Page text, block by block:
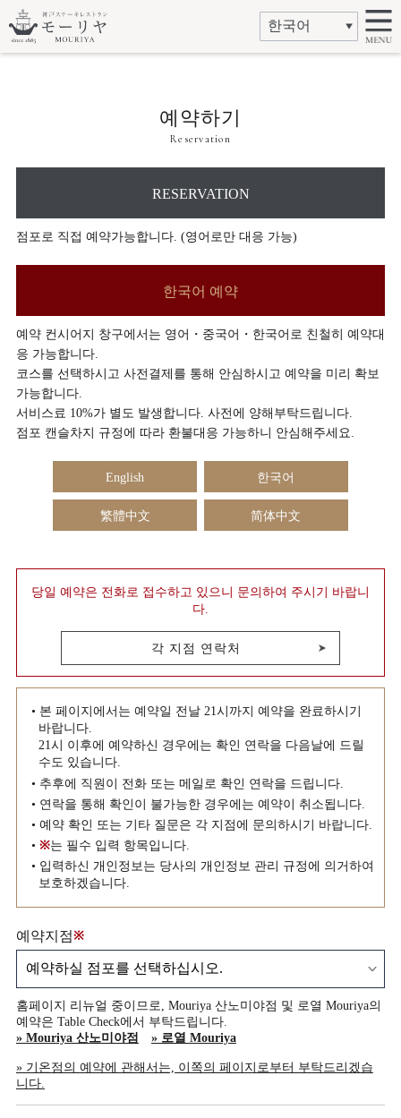
예약하기
Reservation
RESERVATION
점포로 직접 예약가능합니다. (영어로만 대응 가능)
한국어 예약
예약 컨시어지 창구에서는 영어・중국어・한국어로 친철히 예약대
응 가능합니다.
코스를 선택하시고 사전결제를 통해 안심하시고 예약을 미리 확보
가능합니다.
서비스료 10%가 별도 발생합니다. 사전에 양해부탁드립니다.
점포 캔슬차지 규정에 따라 환불대응 가능하니 안심해주세요.
English 한국어
繁體中文 简体中文
당일 예약은 전화로 접수하고 있으니 문의하여 주시기 바랍니
다.
각 지점 연락처
• 본 페이지에서는 예약일 전날 21시까지 예약을 완료하시기
바랍니다.
21시 이후에 예약하신 경우에는 확인 연락을 다음날에 드릴
수도 있습니다.
• 추후에 직원이 전화 또는 메일로 확인 연락을 드립니다.
• 연락을 통해 확인이 불가능한 경우에는 예약이 취소됩니다.
• 예약 확인 또는 기타 질문은 각 지점에 문의하시기 바랍니다.
• ※는 필수 입력 항목입니다.
• 입력하신 개인정보는 당사의 개인정보 관리 규정에 의거하여
보호하겠습니다.
예약지점※
홈페이지 리뉴얼 중이므로, Mouriya 산노미야점 및 로열 Mouriya의
예약은 Table Check에서 부탁드립니다.
» Mouriya 산노미야점
» 로열 Mouriya
» 기온점의 예약에 관해서는, 이쪽의 페이지로부터 부탁드리겠습
니다.